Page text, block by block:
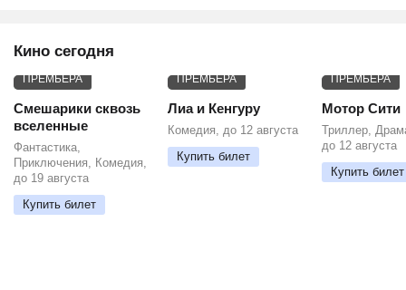
Кино сегодня
ПРЕМЬЕРА
Смешарики сквозь
вселенные
Фантастика,
Приключения, Комедия,
до 19 августа
Купить билет
ПРЕМЬЕРА
Лиа и Кенгуру
Комедия, до 12 августа
Купить билет
ПРЕМЬЕРА
Мотор Сити
Триллер,
до 12 августа
Купить билет